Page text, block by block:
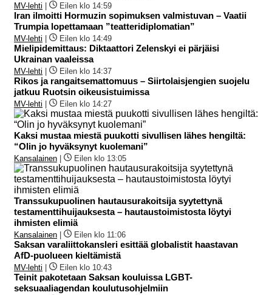
MV-lehti Eilen klo 14:59
Iran ilmoitti Hormuzin sopimuksen valmistuvan – Vaatii
Trumpia lopettamaan ”teatteridiplomatian”
MV-lehti Eilen klo 14:49
Mielipidemittaus: Diktaattori Zelenskyi ei pärjäisi
Ukrainan vaaleissa
MV-lehti Eilen klo 14:37
Rikos ja rangaitsemattomuus – Siirtolaisjengien suojelu
jatkuu Ruotsin oikeusistuimissa
MV-lehti Eilen klo 14:27
Kaksi mustaa miestä puukotti sivullisen lähes hengiltä:
“Olin jo hyväksynyt kuolemani”
Kansalainen Eilen klo 13:05
Transsukupuolinen hautausurakoitsija syytettynä
testamenttihuijauksesta – hautaustoimistosta löytyi
ihmisten elimiä
Kansalainen Eilen klo 11:06
Saksan varaliittokansleri esittää globalistit haastavan
AfD-puolueen kieltämistä
MV-lehti Eilen klo 10:43
Teinit pakotetaan Saksan kouluissa LGBT-
seksuaaliagendan koulutusohjelmiin